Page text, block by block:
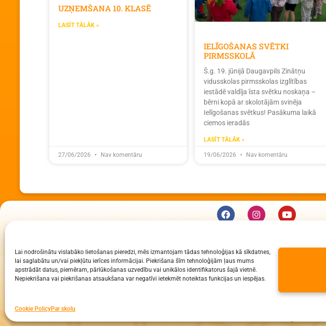
Lai nodrošinātu vislabāko lietošanas pieredzi, mēs izmantojam tādas tehnoloģijas kā sīkdatnes,
lai saglabātu un/vai piekļūtu ierīces informācijai. Piekrišana šīm tehnoloģijām ļaus mums
apstrādāt datus, piemēram, pārlūkošanas uzvedību vai unikālos identifikatorus šajā vietnē.
Nepiekrišana vai piekrišanas atsaukšana var negatīvi ietekmēt noteiktas funkcijas un iespējas.
Cookie PolicyPar skolu
UZŅEMŠANA 10. KLASĒ
LASĪT TĀLĀK »
27/06/2026 Nav komentāru
IELĪGOŠANAS SVĒTKI
PIRMSSKOLĀ
Š.g. 19. jūnijā Daugavpils Zinātņu
vidusskolas pirmsskolas izglītības
iestādē valdīja īsta svētku noskaņa –
bērni kopā ar skolotājām svinēja
Ielīgošanas svētkus! Pasākuma laikā
ciemos ieradās
LASĪT TĀLĀK »
19/06/2026 Nav komentāru
Daugavpils Zinātņu vidusskola
Raiņa iela 30, Daugavpils, LV-5401
Reģ. Nr. 2713903513 (IZM)